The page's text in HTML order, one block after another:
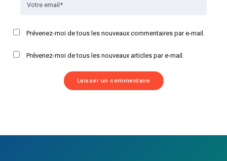
Prévenez-moi de tous les nouveaux commentaires par e-mail.
Prévenez-moi de tous les nouveaux articles par e-mail.